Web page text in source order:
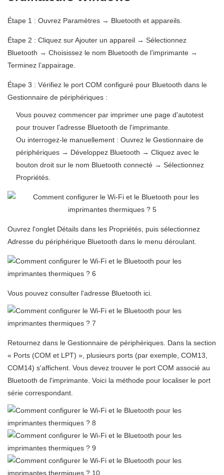
Étape 1 : Ouvrez Paramètres → Bluetooth et appareils.
Étape 2 : Cliquez sur Ajouter un appareil → Sélectionnez
Bluetooth → Choisissez le nom Bluetooth de l’imprimante →
Terminez l’appairage.
Étape 3 : Vérifiez le port COM configuré pour Bluetooth dans le
Gestionnaire de périphériques :
Vous pouvez commencer par imprimer une page d'autotest
pour trouver l'adresse Bluetooth de l'imprimante.
Ou interrogez-le manuellement : Ouvrez le Gestionnaire de
périphériques → Développez Bluetooth → Cliquez avec le
bouton droit sur le nom Bluetooth connecté → Sélectionnez
Propriétés.
Ouvrez l'onglet Détails dans les Propriétés, puis sélectionnez
Adresse du périphérique Bluetooth dans le menu déroulant.
Vous pouvez consulter l'adresse Bluetooth ici.
Retournez dans le Gestionnaire de périphériques. Dans la section
« Ports (COM et LPT) », plusieurs ports (par exemple, COM13,
COM14) s'affichent. Vous devez trouver le port COM associé au
Bluetooth de l'imprimante. Voici la méthode pour localiser le port
série correspondant.